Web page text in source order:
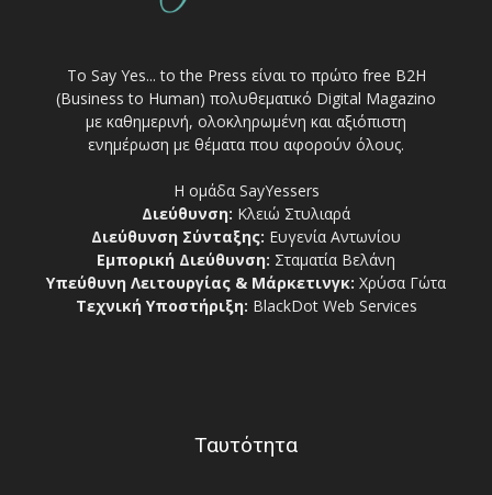
Το Say Yes... to the Press είναι το πρώτο free Β2Η
(Business to Human) πολυθεματικό Digital Magazino
με καθημερινή, ολοκληρωμένη και αξιόπιστη
ενημέρωση με θέματα που αφορούν όλους.
Η ομάδα SayYessers
Διεύθυνση: Κλειώ Στυλιαρά
Διεύθυνση Σύνταξης: Ευγενία Αντωνίου
Εμπορική Διεύθυνση: Σταματία Βελάνη
Υπεύθυνη Λειτουργίας & Μάρκετινγκ: Χρύσα Γώτα
Τεχνική Υποστήριξη: BlackDot Web Services
Ταυτότητα